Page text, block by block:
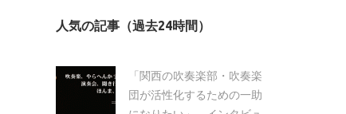
イ
人気の記事（過去24時間）
「関西の吹奏楽部・吹奏楽
団が活性化するための一助